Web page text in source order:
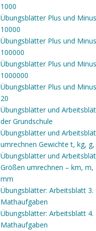
1000
Übungsblätter Plus und
10000
Übungsblätter Plus und
100000
Übungsblätter Plus und
1000000
Übungsblätter Plus und
20
Übungsblätter und
der Grundschule
Übungsblätter und
umrechnen Gewichte t, kg,
Übungsblätter und
Größen umrechnen – km, m,
mm
Übungsblätter: Arbeitsblatt 3.
Mathaufgaben
Übungsblätter: Arbeitsblatt 4.
Mathaufgaben